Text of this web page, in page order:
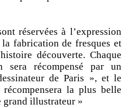
réservées à l’expression
fabrication de fresques et
découverte. Chaque
récompensé par un
de Paris », et le
la plus belle
grand illustrateur »